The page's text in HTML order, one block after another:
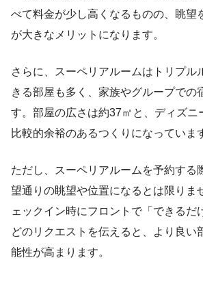
べて料金が少し高くなるものの、眺望
が大きなメリットになります。
さらに、スーペリアルームはトリプル
きる部屋も多く、家族やグループでの
す。部屋の広さは約37㎡と、ディズニ
比較的余裕のあるつくりになっていま
ただし、スーペリアルームを予約する
望通りの眺望や位置になるとは限りま
ェックイン時にフロントで「できるだ
どのリクエストを伝えると、より良い
能性が高まります。